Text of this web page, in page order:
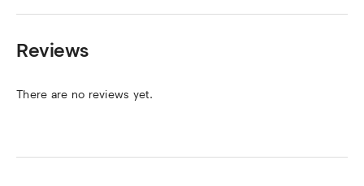
Reviews
There are no reviews yet.